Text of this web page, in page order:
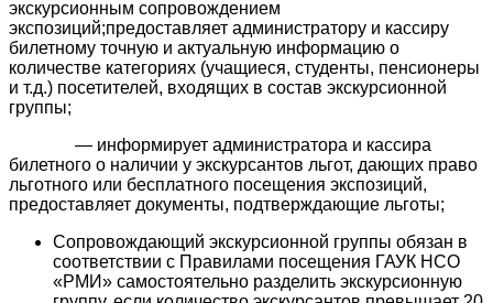
экскурсионным сопровождением
экспозиций;предоставляет администратору и кассиру
билетному точную и актуальную информацию о
количестве категориях (учащиеся, студенты, пенсионеры
и т.д.) посетителей, входящих в состав экскурсионной
группы;
— информирует администратора и кассира
билетного о наличии у экскурсантов льгот, дающих право
льготного или бесплатного посещения экспозиций,
предоставляет документы, подтверждающие льготы;
Сопровождающий экскурсионной группы обязан в
соответствии с Правилами посещения ГАУК НСО
«РМИ» самостоятельно разделить экскурсионную